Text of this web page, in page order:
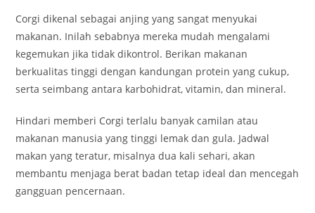
Corgi dikenal sebagai anjing yang sangat menyukai
makanan. Inilah sebabnya mereka mudah mengalami
kegemukan jika tidak dikontrol. Berikan makanan
berkualitas tinggi dengan kandungan protein yang cukup,
serta seimbang antara karbohidrat, vitamin, dan mineral.
Hindari memberi Corgi terlalu banyak camilan atau
makanan manusia yang tinggi lemak dan gula. Jadwal
makan yang teratur, misalnya dua kali sehari, akan
membantu menjaga berat badan tetap ideal dan mencegah
gangguan pencernaan.